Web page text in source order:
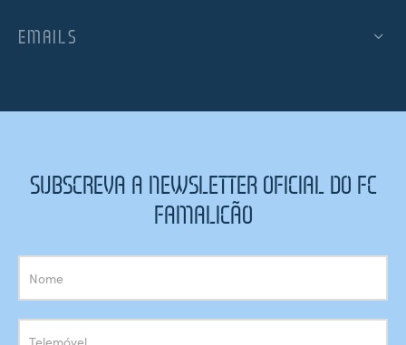
EMAILS
SUBSCREVA A NEWSLETTER OFICIAL DO FC
FAMALICÃO
Subscrição
Newsletter